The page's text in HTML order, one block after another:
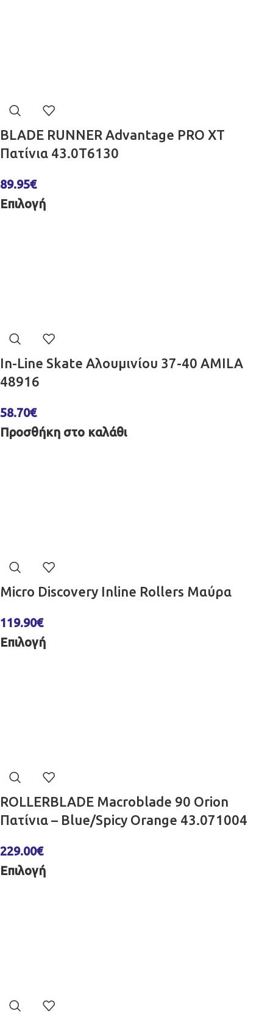
BLADE RUNNER Advantage PRO XT
Πατίνια 43.0T6130
89.95€
Επιλογή
In-Line Skate Αλουμινίου 37-40 AMILA
48916
58.70€
Προσθήκη στο καλάθι
Micro Discovery Inline Rollers Μαύρα
119.90€
Επιλογή
ROLLERBLADE Macroblade 90 Orion
Πατίνια – Blue/Spicy Orange 43.071004
229.00€
Επιλογή